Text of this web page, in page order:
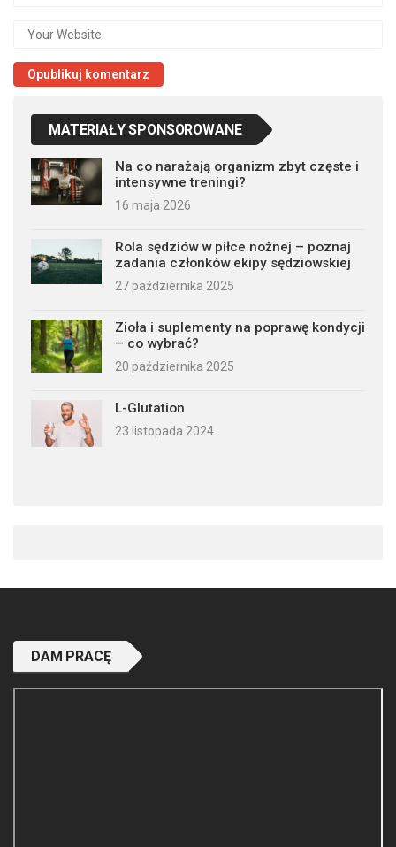
MATERIAŁY SPONSOROWANE
Na co narażają organizm zbyt częste i
intensywne treningi?
16 maja 2026
Rola sędziów w piłce nożnej – poznaj
zadania członków ekipy sędziowskiej
27 października 2025
Zioła i suplementy na poprawę kondycji
– co wybrać?
20 października 2025
L-Glutation
23 listopada 2024
DAM PRACĘ